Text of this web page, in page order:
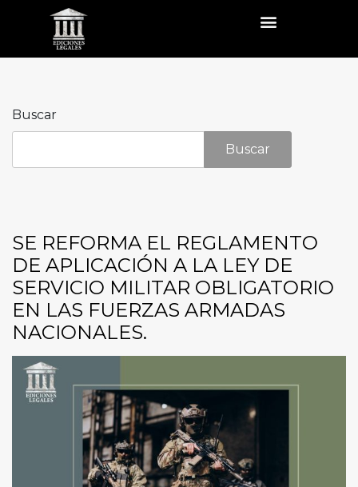
Buscar
Buscar
SE REFORMA EL REGLAMENTO
DE APLICACIÓN A LA LEY DE
SERVICIO MILITAR OBLIGATORIO
EN LAS FUERZAS ARMADAS
NACIONALES.